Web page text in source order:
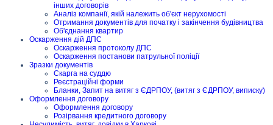
інших договорів
Аналіз компанії, якій належить об'єкт нерухомості
Отримання документів для початку і закінчення будівництва
Об'єднання квартир
Оскарження дій ДПС
Оскарження протоколу ДПС
Оскарження постанови патрульної поліції
Зразки документів
Скарга на суддю
Реєстраційні форми
Бланки, Запит на витяг з ЄДРПОУ, (витяг з ЄДРПОУ, виписку)
Оформлення договору
Оформлення договору
Розірвання кредитного договору